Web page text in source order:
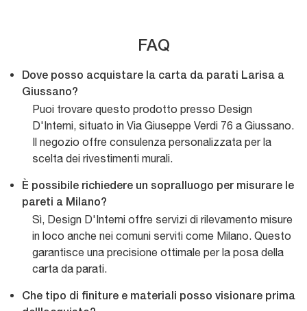
FAQ
Dove posso acquistare la carta da parati Larisa a
Giussano?
Puoi trovare questo prodotto presso Design
D'Interni, situato in Via Giuseppe Verdi 76 a Giussano.
Il negozio offre consulenza personalizzata per la
scelta dei rivestimenti murali.
È possibile richiedere un sopralluogo per misurare le
pareti a Milano?
Sì, Design D'Interni offre servizi di rilevamento misure
in loco anche nei comuni serviti come Milano. Questo
garantisce una precisione ottimale per la posa della
carta da parati.
Che tipo di finiture e materiali posso visionare prima